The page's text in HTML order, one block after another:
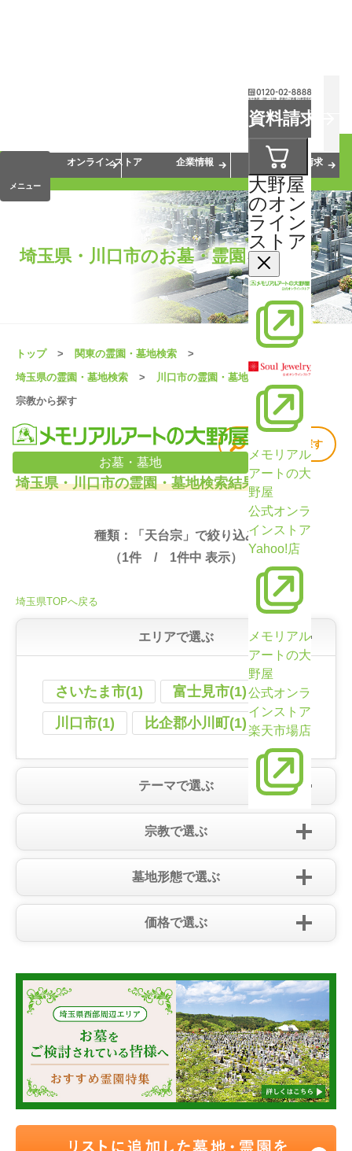
お墓・墓地
資料請求
大野屋
のオン
ライン
ストア
メモリアル
アートの大
野屋
公式オンラ
インストア
Yahoo!店
メモリアル
アートの大
野屋
公式オンラ
インストア
楽天市場店
メニュー
会員サービス
オンラインストア
企業情報 資料請求
埼玉県・川口市のお墓・霊園を探す
トップ
関東の霊園・墓地検索
埼玉県の霊園・墓地検索
川口市の霊園・墓地
宗教から探す
埼玉県・川口市の霊園・墓地検索結果（1件）
他の条件で探す
種類：「天台宗」で絞り込み
（1件 / 1件中 表示）
埼玉県TOPへ戻る
エリアで選ぶ
さいたま市(1)
富士見市(1)
川口市(1)
比企郡小川町(1)
テーマで選ぶ
宗教で選ぶ
墓地形態で選ぶ
価格で選ぶ